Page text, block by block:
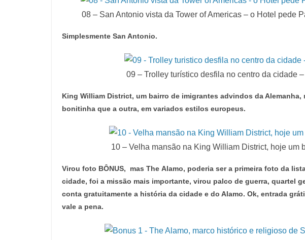
08 – San Antonio vista da Tower of Americas – o Hotel pede
Simplesmente San Antonio.
09 – Trolley turístico desfila no centro da cidade
King William District, um bairro de imigrantes advindos da Alemanha,
bonitinha que a outra, em variados estilos europeus.
10 – Velha mansão na King William District, hoje um
Virou foto BÔNUS, mas The Alamo, poderia ser a primeira foto da
cidade, foi a missão mais importante, virou palco de guerra, quartel
conta gratuitamente a história da cidade e do Alamo. Ok, entrada
vale a pena.